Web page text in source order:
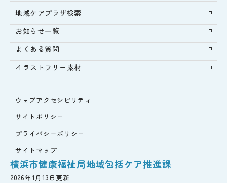
地域ケアプラザ検索
お知らせ一覧
よくある質問
イラストフリー素材
ウェブアクセシビリティ
サイトポリシー
プライバシーポリシー
サイトマップ
横浜市健康福祉局地域包括ケア推進課
2026年1月13日更新